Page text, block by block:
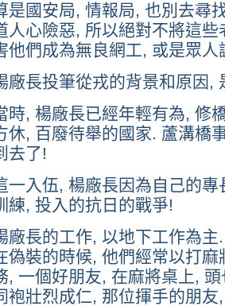
是國安局, 情報局, 也別去尋
人心險惡, 所以絕對不將這
他們成為無良網工, 或是眾
廠長投筆從戎的背景和原因,
時, 楊廠長已經年輕有為, 修
休, 百廢待舉的國家. 蘆溝橋
去了!
一入伍, 楊廠長因為自己的
練, 投入的抗日的戰爭!
廠長的工作, 以地下工作為
偽裝的時候, 他們經常以打
, 一個好朋友, 在麻將桌上,
袍壯烈成仁, 那位揮手的朋